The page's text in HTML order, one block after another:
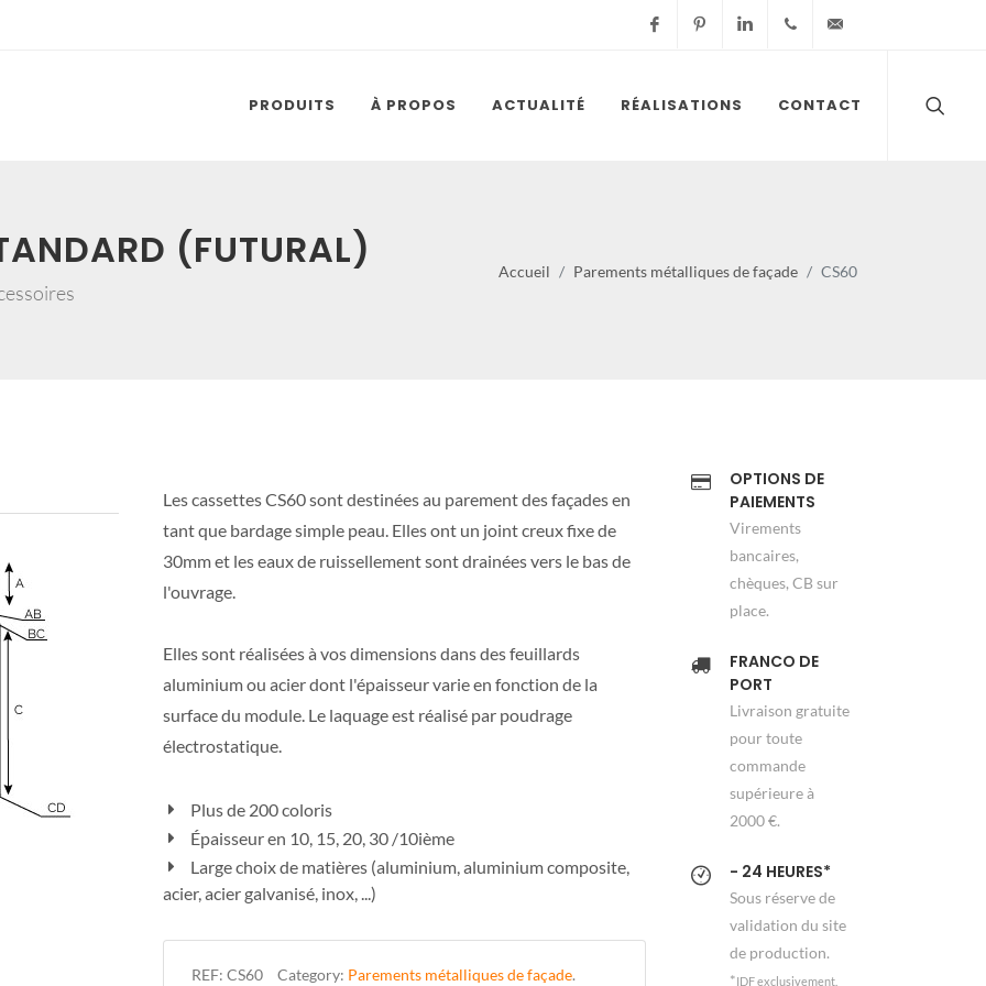
FacebookPinterestLinkedin 01 60 18 32 30
PRODUITS À PROPOS ACTUALITÉ RÉALISATIONS CONTACT
(FUTURAL) Accueil Parements métalliques de façade CS60
Les cassettes CS60 sont destinées au parement des façades en
tant que bardage simple peau. Elles ont un joint creux fixe de
30mm et les eaux de ruissellement sont drainées vers le bas de
l'ouvrage.
Elles sont réalisées à vos dimensions dans des feuillards
aluminium ou acier dont l'épaisseur varie en fonction de la
surface du module. Le laquage est réalisé par poudrage
électrostatique.
Plus de 200 coloris
Épaisseur en 10, 15, 20, 30 /10ième
Large choix de matières (aluminium, aluminium composite,
acier, acier galvanisé, inox, ...)
REF:CS60 Category: Parements métalliques de façade.
OPTIONS DE
PAIEMENTS
Virements
bancaires,
chèques, CB sur
place.
FRANCO DE
PORT
Livraison gratuite
pour toute
commande
supérieure à
2000 €.
- 24 HEURES*
Sous réserve de
validation du site
de production.
*IDF exclusivement.